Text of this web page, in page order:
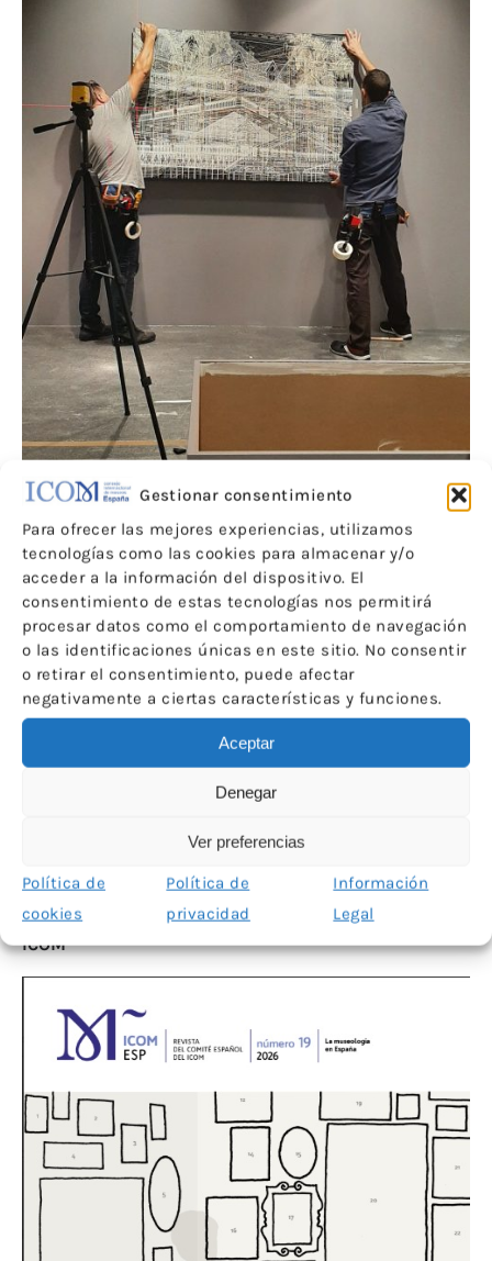
Gestionar consentimiento
Para ofrecer las mejores experiencias, utilizamos
tecnologías como las cookies para almacenar y/o
acceder a la información del dispositivo. El
consentimiento de estas tecnologías nos permitirá
procesar datos como el comportamiento de navegación
o las identificaciones únicas en este sitio. No consentir
o retirar el consentimiento, puede afectar
negativamente a ciertas características y funciones.
Aceptar
Denegar
Ver preferencias
Política de
cookies
Política de
privacidad
Información
Legal
16 JULIO 2026
Nuevo número de la revista del Comité Español de
ICOM